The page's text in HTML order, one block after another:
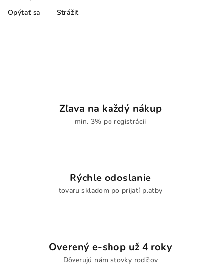
Opýtať sa Strážiť
Zľava na každý nákup
min. 3% po registrácii
Rýchle odoslanie
tovaru skladom po prijatí platby
Overený e-shop už 4 roky
Dôverujú nám stovky rodičov